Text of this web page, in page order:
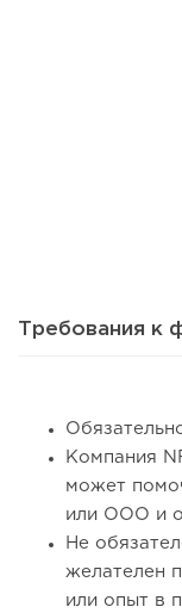
106
Требования к
Компания
может
или ООО и
Не
желателен
или опыт в